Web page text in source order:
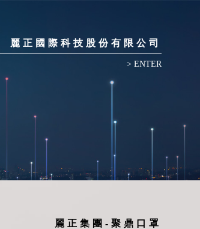
麗正國際科技股份有限公司
> ENTER
麗正集團-聚鼎口罩